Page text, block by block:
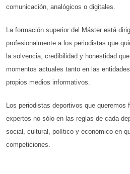
comunicación, analógicos o digitales.
La formación superior del Máster está
profesionalmente a los periodistas que
la solvencia, credibilidad y honestidad
momentos actuales tanto en las
propios medios informativos.
Los periodistas deportivos que queremos
expertos no sólo en las reglas de cada
social, cultural, político y económico en
competiciones.